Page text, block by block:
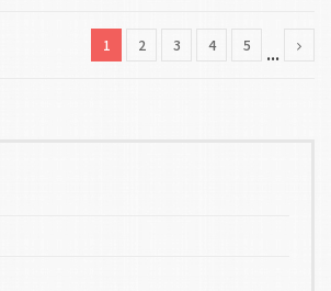
1 2 3 4 5 ...